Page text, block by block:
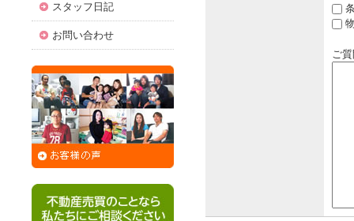
スタッフ日記
お問い合わせ
ご